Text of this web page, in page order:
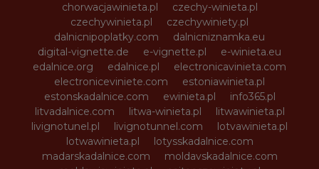
chorwacjawinieta.pl
czechy-winieta.pl
czechywinieta.pl
czechywiniety.pl
dalnicnipoplatky.com
dalnicniznamka.eu
digital-vignette.de
e-vignette.pl
e-winieta.eu
edalnice.org
edalnice.pl
electronicavinieta.com
electroniceviniete.com
estoniawinieta.pl
estonskadalnice.com
ewinieta.pl
info365.pl
litvadalnice.com
litwa-winieta.pl
litwawinieta.pl
livignotunel.pl
livignotunnel.com
lotvawinieta.pl
lotwawinieta.pl
lotysskadalnice.com
madarskadalnice.com
moldavskadalnice.com